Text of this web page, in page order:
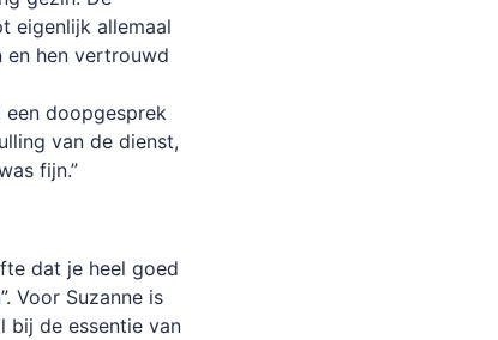
eigenlijk allemaal
en hen vertrouwd
een doopgesprek
van de dienst,
fijn.”
dat je heel goed
Voor Suzanne is
bij de essentie van